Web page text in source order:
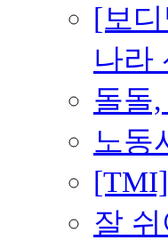
[보
나라
돌돌
노동
잘